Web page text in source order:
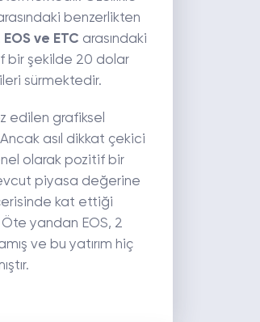
benzerlikten
EOS ve ETC arasındaki
bir şekilde 20 dolar
sürmektedir.
edilen grafiksel
asıl dikkat çekici
olarak pozitif bir
piyasa değerine
kat ettiği
Öte yandan EOS, 2
ve bu yatırım hiç